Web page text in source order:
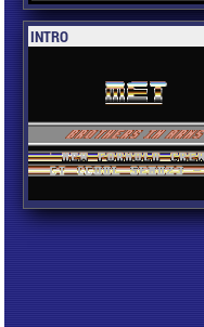
INTRO